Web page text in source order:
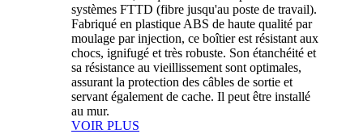
systèmes FTTD (fibre jusqu'au poste de travail).
Fabriqué en plastique ABS de haute qualité par
moulage par injection, ce boîtier est résistant aux
chocs, ignifugé et très robuste. Son étanchéité et
sa résistance au vieillissement sont optimales,
assurant la protection des câbles de sortie et
servant également de cache. Il peut être installé
au mur.
VOIR PLUS